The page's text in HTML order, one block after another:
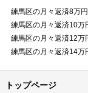
練馬区の月々返済8万円
練馬区の月々返済10万
練馬区の月々返済12万
練馬区の月々返済14万
トップページ